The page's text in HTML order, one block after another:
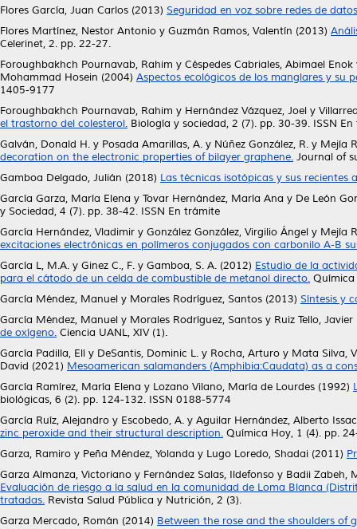
Flores García, Juan Carlos (2013) Seguridad en voz sobre redes de
Flores Martínez, Nestor Antonio y Guzmán Ramos, Valentín (2013)
Celerinet, 2. pp. 22-27.
Foroughbakhch Pournavab, Rahim y Céspedes Cabriales, Abimael Enok
Mohammad Hosein (2004) Aspectos ecológicos de los manglares y su
1405-9177
Foroughbakhch Pournavab, Rahim y Hernández Vázquez, Joel y
el trastorno del colesterol. Biología y sociedad, 2 (7). pp. 30-39. ISSN
Galván, Donald H. y Posada Amarillas, A. y Núñez González, R. y Mejía
decoration on the electronic properties of bilayer graphene. Journal of
Gamboa Delgado, Julián (2018) Las técnicas isotópicas y sus recientes
García Garza, María Elena y Tovar Hernández, María Ana y De León
y Sociedad, 4 (7). pp. 38-42. ISSN En trámite
García Hernández, Vladimir y González González, Virgilio Ángel y Mejía
excitaciones electrónicas en polímeros conjugados con carbonilo A-B
García L, M.A. y Ginez C., F. y Gamboa, S. A. (2012) Estudio de la
para el cátodo de un celda de combustible de metanol directo. Química
García Méndez, Manuel y Morales Rodríguez, Santos (2013) Síntesis y
García Méndez, Manuel y Morales Rodríguez, Santos y Ruiz Tello, Javier
de oxígeno. Ciencia UANL, XIV (1).
García Padilla, Elí y DeSantis, Dominic L. y Rocha, Arturo y Mata Silva,
David (2021) Mesoamerican salamanders (Amphibia:Caudata) as a
García Ramírez, María Elena y Lozano Vilano, María de Lourdes (1992)
biológicas, 6 (2). pp. 124-132. ISSN 0188-5774
García Ruíz, Alejandro y Escobedo, A. y Aguilar Hernández, Alberto Issac
zinc peroxide and their structural description. Química Hoy, 1 (4). pp.
Garza, Ramiro y Peña Méndez, Yolanda y Lugo Loredo, Shadai (2011)
Garza Almanza, Victoriano y Fernández Salas, Ildefonso y Badii Zabeh,
Evaluación de riesgo a la salud en la comunidad de Loma Blanca
tratadas. Revista Salud Pública y Nutrición, 2 (3).
Garza Mercado, Román (2014) Between the rose and the shoulders of